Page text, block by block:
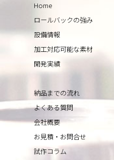
Home
ロールバックの強み
設備情報
加工対応可能な素材
開発実績
納品までの流れ
よくある質問
会社概要
お見積・お問合せ
試作コラム